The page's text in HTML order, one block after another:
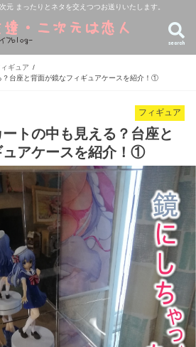
元 まったりとネタを交えつつお送りいたします。
search
ィギュア
？台座と背面が鏡なフィギュアケースを紹介！①
フィギュア
トの中も見える？台座と
ュアケースを紹介！①